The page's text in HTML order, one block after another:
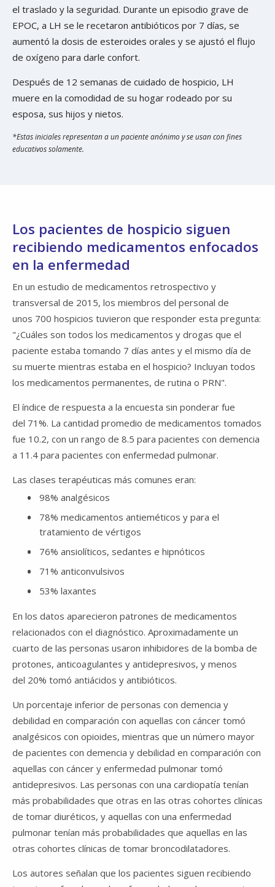
el traslado y la seguridad. Durante un episodio grave de
EPOC, a LH se le recetaron antibióticos por 7 días, se
aumentó la dosis de esteroides orales y se ajustó el flujo
de oxígeno para darle confort.
Después de 12 semanas de cuidado de hospicio, LH
muere en la comodidad de su hogar rodeado por su
esposa, sus hijos y nietos.
*Estas iniciales representan a un paciente anónimo y se usan con fines
educativos solamente.
Los pacientes de hospicio siguen
recibiendo medicamentos enfocados
en la enfermedad
En un estudio de medicamentos retrospectivo y
transversal de 2015, los miembros del personal de
unos 700 hospicios tuvieron que responder esta pregunta:
"¿Cuáles son todos los medicamentos y drogas que el
paciente estaba tomando 7 días antes y el mismo día de
su muerte mientras estaba en el hospicio? Incluyan todos
los medicamentos permanentes, de rutina o PRN".
El índice de respuesta a la encuesta sin ponderar fue
del 71%. La cantidad promedio de medicamentos tomados
fue 10.2, con un rango de 8.5 para pacientes con demencia
a 11.4 para pacientes con enfermedad pulmonar.
Las clases terapéuticas más comunes eran:
98% analgésicos
78% medicamentos antieméticos y para el
tratamiento de vértigos
76% ansiolíticos, sedantes e hipnóticos
71% anticonvulsivos
53% laxantes
En los datos aparecieron patrones de medicamentos
relacionados con el diagnóstico. Aproximadamente un
cuarto de las personas usaron inhibidores de la bomba de
protones, anticoagulantes y antidepresivos, y menos
del 20% tomó antiácidos y antibióticos.
Un porcentaje inferior de personas con demencia y
debilidad en comparación con aquellas con cáncer tomó
analgésicos con opioides, mientras que un número mayor
de pacientes con demencia y debilidad en comparación con
aquellas con cáncer y enfermedad pulmonar tomó
antidepresivos. Las personas con una cardiopatía tenían
más probabilidades que otras en las otras cohortes clínicas
de tomar diuréticos, y aquellas con una enfermedad
pulmonar tenían más probabilidades que aquellas en las
otras cohortes clínicas de tomar broncodilatadores.
Los autores señalan que los pacientes siguen recibiendo